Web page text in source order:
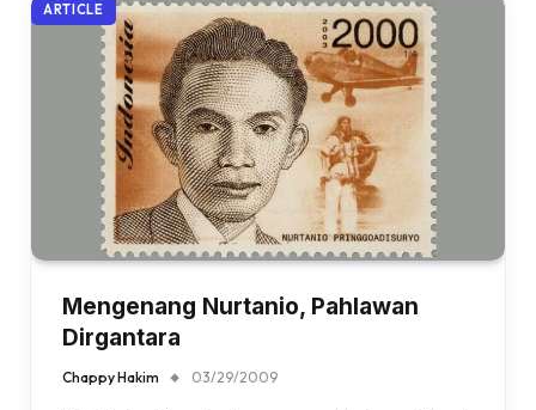
ARTICLE
Mengenang Nurtanio, Pahlawan
Dirgantara
Chappy Hakim 03/29/2009